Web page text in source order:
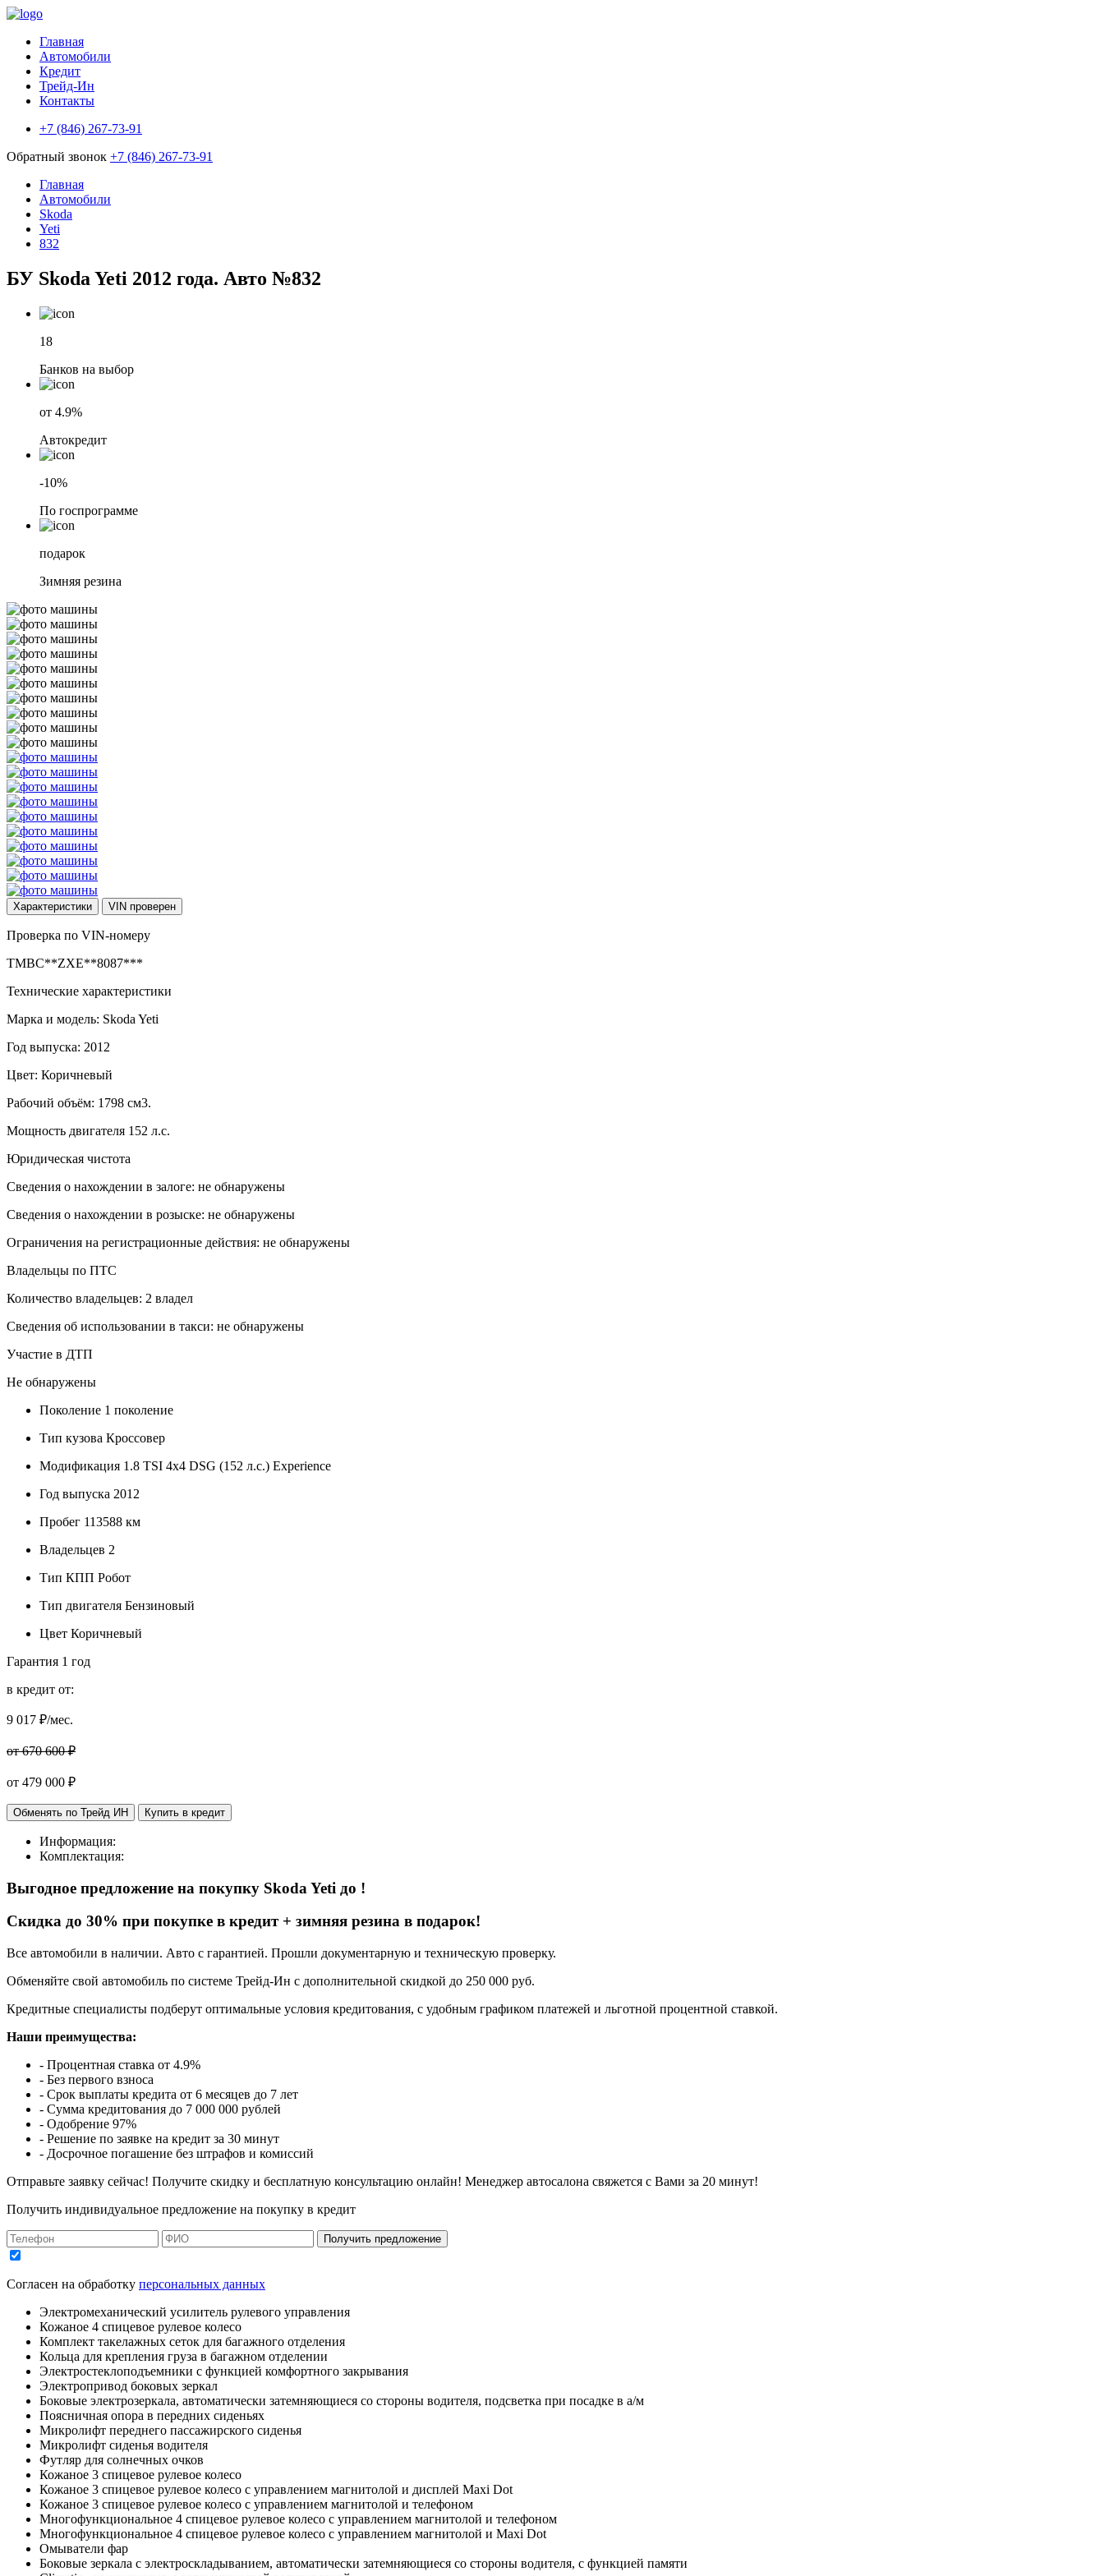
Главная
Автомобили
Кредит
Трейд-Ин
Контакты
+7 (846) 267-73-91
Обратный звонок +7 (846) 267-73-91
Главная
Автомобили
Skoda
Yeti
832
БУ Skoda Yeti 2012 года. Авто №832
18
Банков на выбор
от 4.9%
Автокредит
-10%
По госпрограмме
подарок
Зимняя резина
Характеристики VIN проверен
Проверка по VIN-номеру
TMBC**ZXE**8087***
Технические характеристики
Марка и модель: Skoda Yeti
Год выпуска: 2012
Цвет: Коричневый
Рабочий объём: 1798 см3.
Мощность двигателя 152 л.с.
Юридическая чистота
Сведения о нахождении в залоге: не обнаружены
Сведения о нахождении в розыске: не обнаружены
Ограничения на регистрационные действия: не обнаружены
Владельцы по ПТС
Количество владельцев: 2 владел
Сведения об использовании в такси: не обнаружены
Участие в ДТП
Не обнаружены
Поколение 1 поколение
Тип кузова Кроссовер
Модификация 1.8 TSI 4x4 DSG (152 л.с.) Experience
Год выпуска 2012
Пробег 113588 км
Владельцев 2
Тип КПП Робот
Тип двигателя Бензиновый
Цвет Коричневый
Гарантия 1 год
в кредит от:
9 017 ₽/мес.
от 670 600 ₽
от 479 000 ₽
Обменять по Трейд ИН Купить в кредит
Информация:
Комплектация:
Выгодное предложение на покупку Skoda Yeti до !
Cкидка до 30% при покупке в кредит + зимняя резина в подарок!
Все автомобили в наличии. Авто с гарантией. Прошли документарную и техническую проверку.
Обменяйте свой автомобиль по системе Трейд-Ин с дополнительной скидкой до 250 000 руб.
Кредитные специалисты подберут оптимальные условия кредитования, с удобным графиком платежей и льготной процентной ставкой.
Наши преимущества:
- Процентная ставка от 4.9%
- Без первого взноса
- Срок выплаты кредита от 6 месяцев до 7 лет
- Сумма кредитования до 7 000 000 рублей
- Одобрение 97%
- Решение по заявке на кредит за 30 минут
- Досрочное погашение без штрафов и комиссий
Отправьте заявку сейчас! Получите скидку и бесплатную консультацию онлайн! Менеджер автосалона свяжется с Вами за 20 минут!
Получить индивидуальное предложение на покупку в кредит
Получить предложение
Согласен на обработку персональных данных
Электромеханический усилитель рулевого управления
Кожаное 4 спицевое рулевое колесо
Комплект такелажных сеток для багажного отделения
Кольца для крепления груза в багажном отделении
Электростеклоподъемники с функцией комфортного закрывания
Электропривод боковых зеркал
Боковые электрозеркала, автоматически затемняющиеся со стороны водителя, подсветка при посадке в а/м
Поясничная опора в передних сиденьях
Микролифт переднего пассажирского сиденья
Микролифт сиденья водителя
Футляр для солнечных очков
Кожаное 3 спицевое рулевое колесо
Кожаное 3 спицевое рулевое колесо с управлением магнитолой и дисплей Maxi Dot
Кожаное 3 спицевое рулевое колесо с управлением магнитолой и телефоном
Многофункциональное 4 спицевое рулевое колесо с управлением магнитолой и телефоном
Многофункциональное 4 спицевое рулевое колесо с управлением магнитолой и Maxi Dot
Омыватели фар
Боковые зеркала с электроскладыванием, автоматически затемняющиеся со стороны водителя, с функцией памяти